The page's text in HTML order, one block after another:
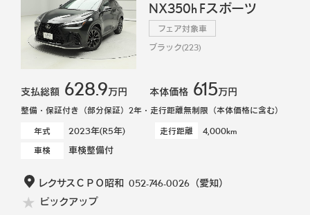
NX350h Fスポーツ
フェア対象車
ブラック(223)
支払総額 628.9万円 本体価格 615万円
整備・保証付き（部分保証）2年・走行距離無制限（本体価格に含む）
年式
2023年(R5年) 走行距離 4,000km
車検 車検整備付
レクサスＣＰＯ昭和 052-746-0026（愛知）
ピックアップ